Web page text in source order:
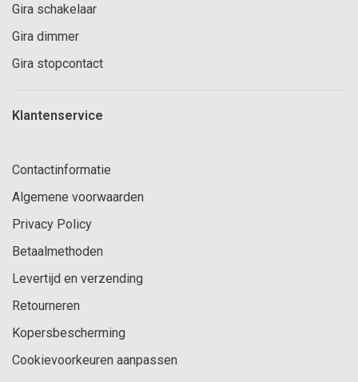
Gira schakelaar
Gira dimmer
Gira stopcontact
Klantenservice
Contactinformatie
Algemene voorwaarden
Privacy Policy
Betaalmethoden
Levertijd en verzending
Retourneren
Kopersbescherming
Cookievoorkeuren aanpassen